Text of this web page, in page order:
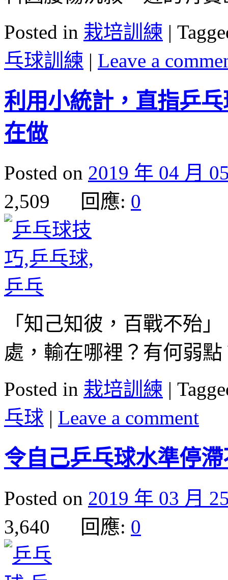
Posted in 栽培訓練 |
乓球訓練 | Leave a
利用小統計，直指乒
在做
Posted on 2019 年 04 月
2,509 回應: 0
「知己知彼，百戰不殆
處，輸在哪裡？有何弱
Posted in 栽培訓練 |
乓球 | Leave a comment
令自己乒乓球水準停
Posted on 2019 年 03 月
3,640 回應: 0